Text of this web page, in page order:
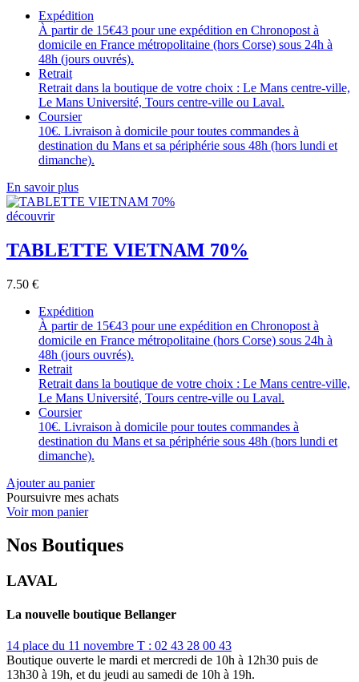
Expédition
À partir de 15€43 pour une expédition en Chronopost à
domicile en France métropolitaine (hors Corse) sous 24h à
48h (jours ouvrés).
Retrait
Retrait dans la boutique de votre choix : Le Mans centre-ville,
Le Mans Université, Tours centre-ville ou Laval.
Coursier
10€. Livraison à domicile pour toutes commandes à
destination du Mans et sa périphérie sous 48h (hors lundi et
dimanche).
En savoir plus
découvrir
TABLETTE VIETNAM 70%
7.50 €
Expédition
À partir de 15€43 pour une expédition en Chronopost à
domicile en France métropolitaine (hors Corse) sous 24h à
48h (jours ouvrés).
Retrait
Retrait dans la boutique de votre choix : Le Mans centre-ville,
Le Mans Université, Tours centre-ville ou Laval.
Coursier
10€. Livraison à domicile pour toutes commandes à
destination du Mans et sa périphérie sous 48h (hors lundi et
dimanche).
Ajouter au panier
Poursuivre mes achats
Voir mon panier
Nos Boutiques
LAVAL
La nouvelle boutique Bellanger
14 place du 11 novembre T : 02 43 28 00 43
Boutique ouverte le mardi et mercredi de 10h à 12h30 puis de
13h30 à 19h, et du jeudi au samedi de 10h à 19h.